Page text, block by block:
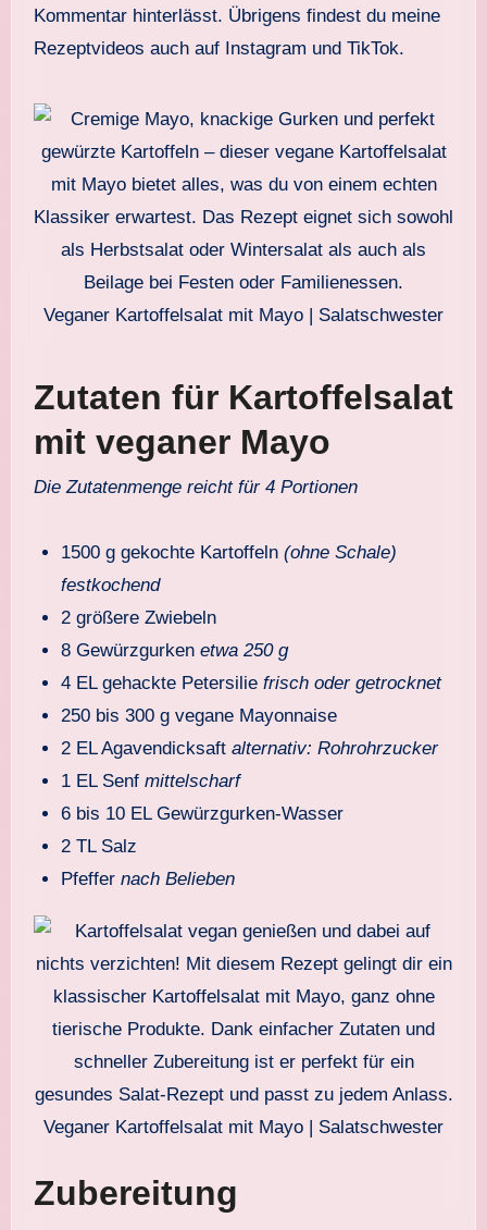
Kommentar hinterlässt. Übrigens findest du meine
Rezeptvideos auch auf Instagram und TikTok.
Veganer Kartoffelsalat mit Mayo | Salatschwester
Zutaten für Kartoffelsalat
mit veganer Mayo
Die Zutatenmenge reicht für 4 Portionen
1500 g gekochte Kartoffeln(ohne Schale)
festkochend
2 größere Zwiebeln
8 Gewürzgurkenetwa 250 g
4 EL gehackte Petersiliefrisch oder getrocknet
250 bis 300 g vegane Mayonnaise
2 EL Agavendicksaftalternativ: Rohrohrzucker
1 EL Senfmittelscharf
6 bis 10 EL Gewürzgurken-Wasser
2 TL Salz
Pfeffernach Belieben
Veganer Kartoffelsalat mit Mayo | Salatschwester
Zubereitung